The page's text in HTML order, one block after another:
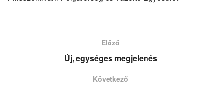
Előző
Új, egységes megjelenés
Következő